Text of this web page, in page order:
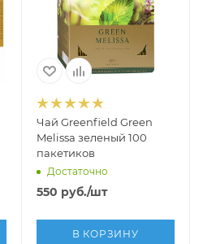
Чай Greenfield Green
Melissa зеленый 100
пакетиков
Достаточно
550 руб./шт
В КОРЗИНУ